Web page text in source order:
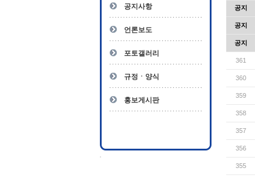
- 전문수련감독자
- 전문수련기관
공지사항
언론보도
포토갤러리
규정ㆍ양식
홍보게시판
공지
공지
공지
361
360
359
358
357
356
355